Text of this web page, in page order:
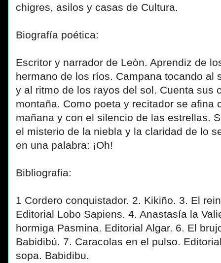
chigres, asilos y casas de Cultura.
Biografía poética:
Escritor y narrador de Leòn. Aprendiz de
hermano de los ríos. Campana tocando al
y al ritmo de los rayos del sol. Cuenta sus
montaña. Como poeta y recitador se afina
mañana y con el silencio de las estrellas.
el misterio de la niebla y la claridad de lo
en una palabra: ¡Oh!
Bibliografia:
1 Cordero conquistador. 2. Kikiño. 3. El
Editorial Lobo Sapiens. 4. Anastasía la
hormiga Pasmina. Editorial Algar. 6. El
Babidibú. 7. Caracolas en el pulso.
sopa. Babidibu.